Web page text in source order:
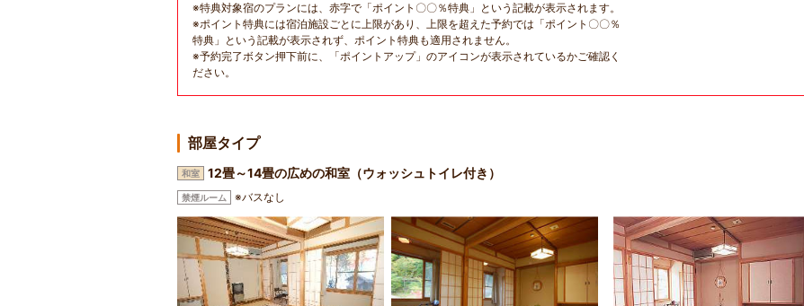
※特典対象宿のプランには、赤字で「ポイント〇〇％特典」という記載が表示されます。
※ポイント特典には宿泊施設ごとに上限があり、上限を超えた予約では「ポイント〇〇％
特典」という記載が表示されず、ポイント特典も適用されません。
※予約完了ボタン押下前に、「ポイントアップ」のアイコンが表示されているかご確認く
ださい。
部屋タイプ
和室 12畳～14畳の広めの和室（ウォッシュトイレ付き）
禁煙ルーム ※バスなし